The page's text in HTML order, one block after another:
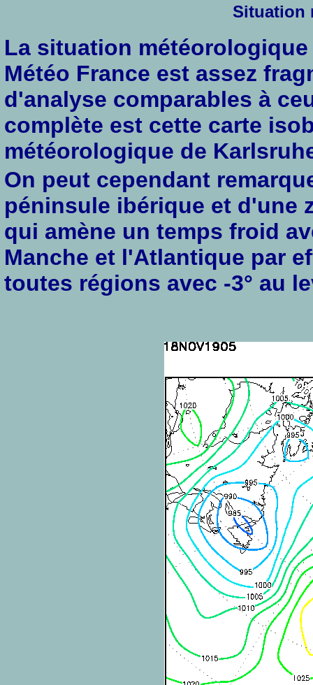
Situation
La situation
Météo France est assez
d'analyse comparables à
complète est cette carte
météorologique de
On peut cependant
péninsule ibérique et d'une
qui amène un temps froid
Manche et l'Atlantique par
toutes régions avec -3° au